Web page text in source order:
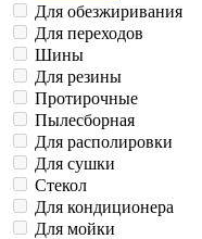
Для обезжиривания
Для переходов
Шины
Для резины
Протирочные
Пылесборная
Для располировки
Для сушки
Стекол
Для кондиционера
Для мойки